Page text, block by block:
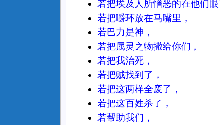
若把埃及人所憎恶的在他们眼
若把嚼环放在马嘴里，
若巴力是神，
若把属灵之物撒给你们，
若把我治死，
若把贼找到了，
若把这两样全废了，
若把这百姓杀了，
若帮助我们，